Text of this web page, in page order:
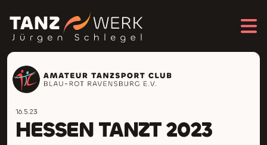
16.5.23
HESSEN TANZT 2023